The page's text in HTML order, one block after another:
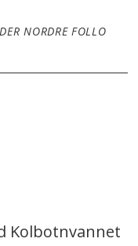
NORDRE FOLLO
Kolbotnvannet